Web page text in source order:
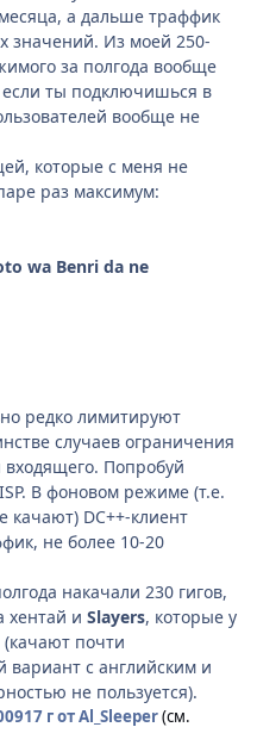
а дальше траффик
значений. Из моей 250-
за полгода вообще
если ты подключишься в
вообще не
которые с меня не
раз максимум:
wa Benri da ne
редко лимитируют
случаев ограничения
Попробуй
В фоновом режиме (т.е.
качают) DC++-клиент
не более 10-20
накачали 230 гигов,
хентай и Slayers, которые у
(качают почти
с английским и
не пользуется).
17 гот Al_Sleeper(см.